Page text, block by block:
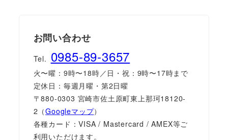
お問い合わせ
Tel. 0985-89-3657
火〜曜：9時〜18時／日・祝：9時〜17時まで
定休日：毎週月曜・第2日曜
〒880-0303 宮崎市佐土原町東上那珂18120-
2（Googleマップ）
各種カード：VISA / Mastercard / AMEX等ご
利用いただけます。